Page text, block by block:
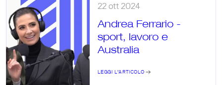
22 ott 2024
Andrea Ferrario -
sport, lavoro e
Australia
LEGGI L’ARTICOLO